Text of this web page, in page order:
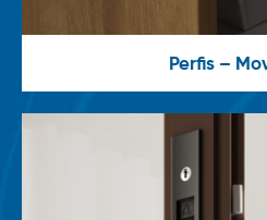
Perfis –